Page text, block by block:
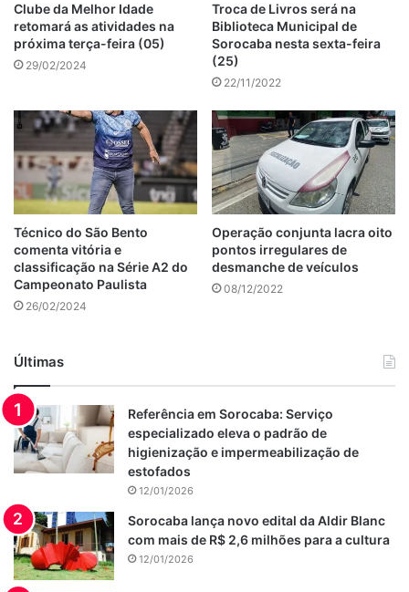
Clube da Melhor Idade
retomará as atividades na
próxima terça-feira (05)
29/02/2024
Troca de Livros será na
Biblioteca Municipal de
Sorocaba nesta sexta-feira
(25)
22/11/2022
Técnico do São Bento
comenta vitória e
classificação na Série A2 do
Campeonato Paulista
26/02/2024
Operação conjunta lacra oito
pontos irregulares de
desmanche de veículos
08/12/2022
Últimas
Referência em Sorocaba: Serviço
especializado eleva o padrão de
higienização e impermeabilização de
estofados
12/01/2026
Sorocaba lança novo edital da Aldir Blanc
com mais de R$ 2,6 milhões para a cultura
12/01/2026